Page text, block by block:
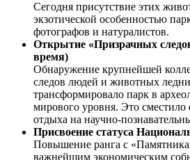
Сегодня присутствие этих
экзотической особенностью
фотографов и натуралистов.
Открытие «Призрачных
время)
Обнаружение крупнейшей
следов людей и животных
трансформировало парк в
мирового уровня. Это сместило
отдыха на научно-
Присвоение статуса
Повышение ранга с
важнейшим экономическим